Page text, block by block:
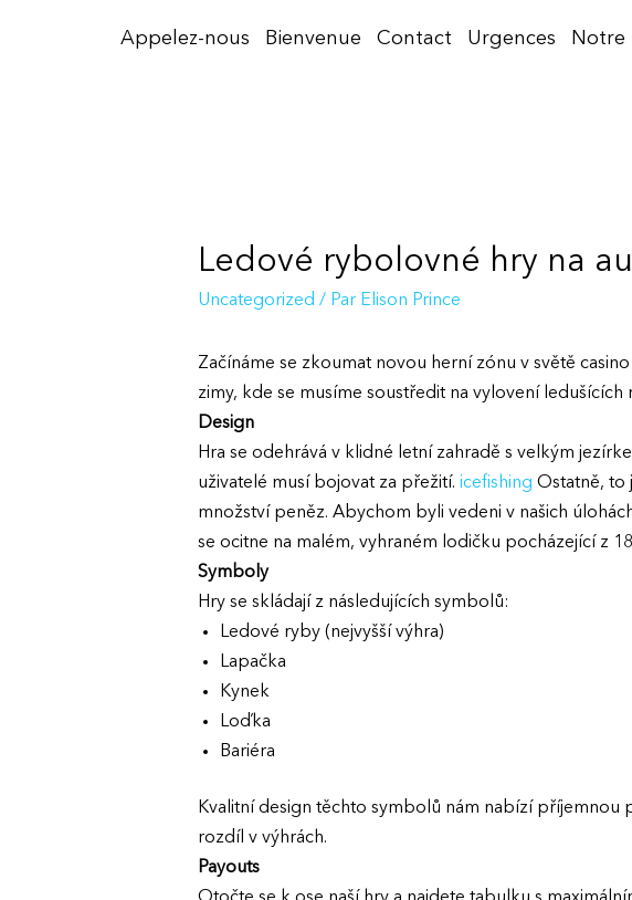
Appelez-nous Bienvenue Contact Urgences Notre
Ledové rybolovné hry na
Uncategorized / Par Elison Prince
Začínáme se zkoumat novou herní zónu v světě
zimy, kde se musíme soustředit na vylovení
Design
Hra se odehrává v klidné letní zahradě s velkým
uživatelé musí bojovat za přežití. icefishing Ostatně, to
množství peněz. Abychom byli vedeni v našich
se ocitne na malém, vyhraném lodičku pocházející z
Symboly
Hry se skládají z následujících symbolů:
Ledové ryby (nejvyšší výhra)
Lapačka
Kynek
Loďka
Bariéra
Kvalitní design těchto symbolů nám nabízí příjemnou
rozdíl v výhrách.
Payouts